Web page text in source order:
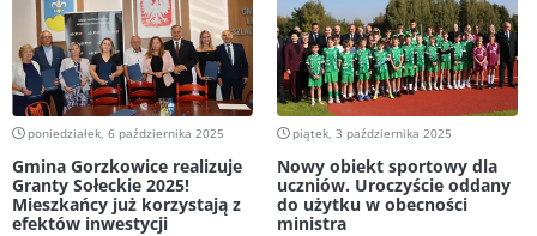
poniedziałek, 6 października 2025
Gmina Gorzkowice realizuje
Granty Sołeckie 2025!
Mieszkańcy już korzystają z
efektów inwestycji
piątek, 3 października 2025
Nowy obiekt sportowy dla
uczniów. Uroczyście oddany
do użytku w obecności
ministra